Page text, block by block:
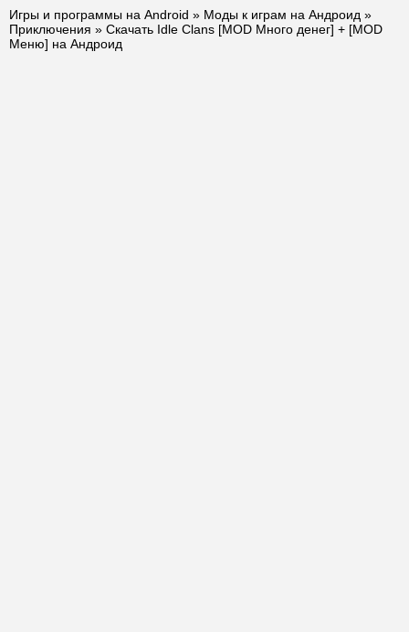
Игры и программы на Android » Моды к играм на Андроид »
Приключения » Скачать Idle Clans [MOD Много денег] + [MOD
Меню] на Андроид